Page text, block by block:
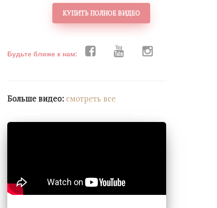
КУПИТЬ ПОЛНОЕ ВИДЕО
Будьте ближе к нам:
Больше видео: cмотреть все